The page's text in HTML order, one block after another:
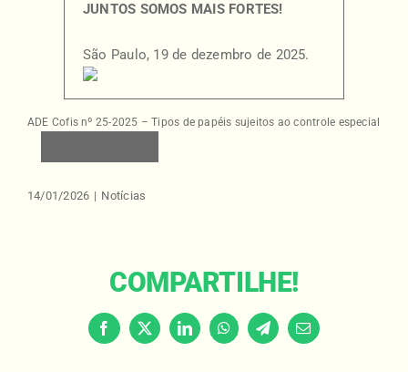
JUNTOS SOMOS MAIS FORTES!
São Paulo, 19 de dezembro de 2025.
ADE Cofis nº 25-2025 – Tipos de papéis sujeitos ao controle especial
14/01/2026 | Notícias
COMPARTILHE!
Facebook
X LinkedInWhatsAppTelegramEmail